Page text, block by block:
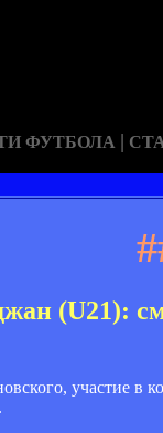
ФУТБОЛА |
(U21):
участие